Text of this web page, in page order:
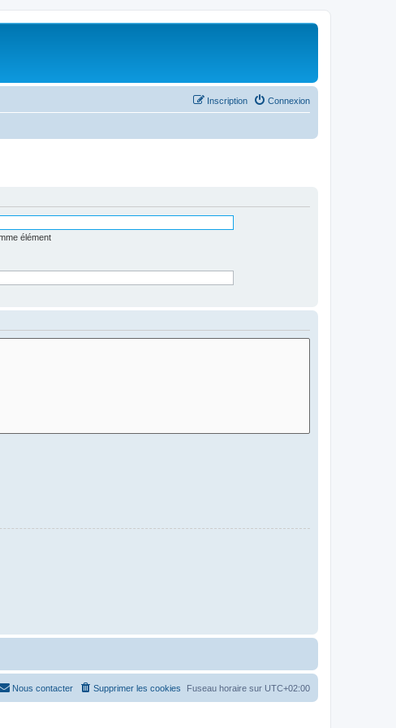
Connexion
Inscription
élément
Fuseau horaire sur UTC+02:00
Supprimer les cookies
Nous contacter